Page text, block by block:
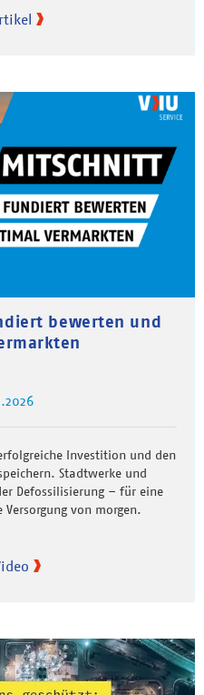
bewerten und
Investition und den
Stadtwerke und
Defossilisierung – für eine
von morgen.